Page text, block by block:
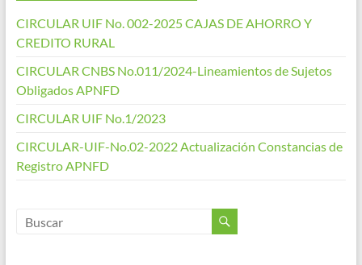
CIRCULAR UIF No. 002-2025 CAJAS DE AHORRO Y
CREDITO RURAL
CIRCULAR CNBS No.011/2024-Lineamientos de Sujetos
Obligados APNFD
CIRCULAR UIF No.1/2023
CIRCULAR-UIF-No.02-2022 Actualización Constancias de
Registro APNFD